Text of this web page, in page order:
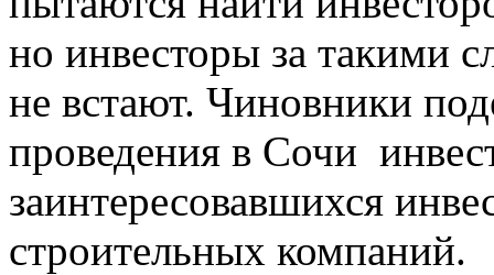
но инвесторы за такими
не встают. Чиновники
проведения в Сочи
заинтересовавшихся
строительных компаний.